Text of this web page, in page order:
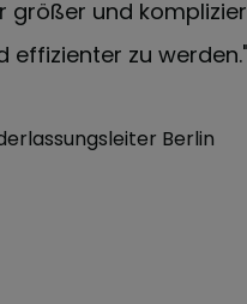
und
effizienter zu werden."
Berlin